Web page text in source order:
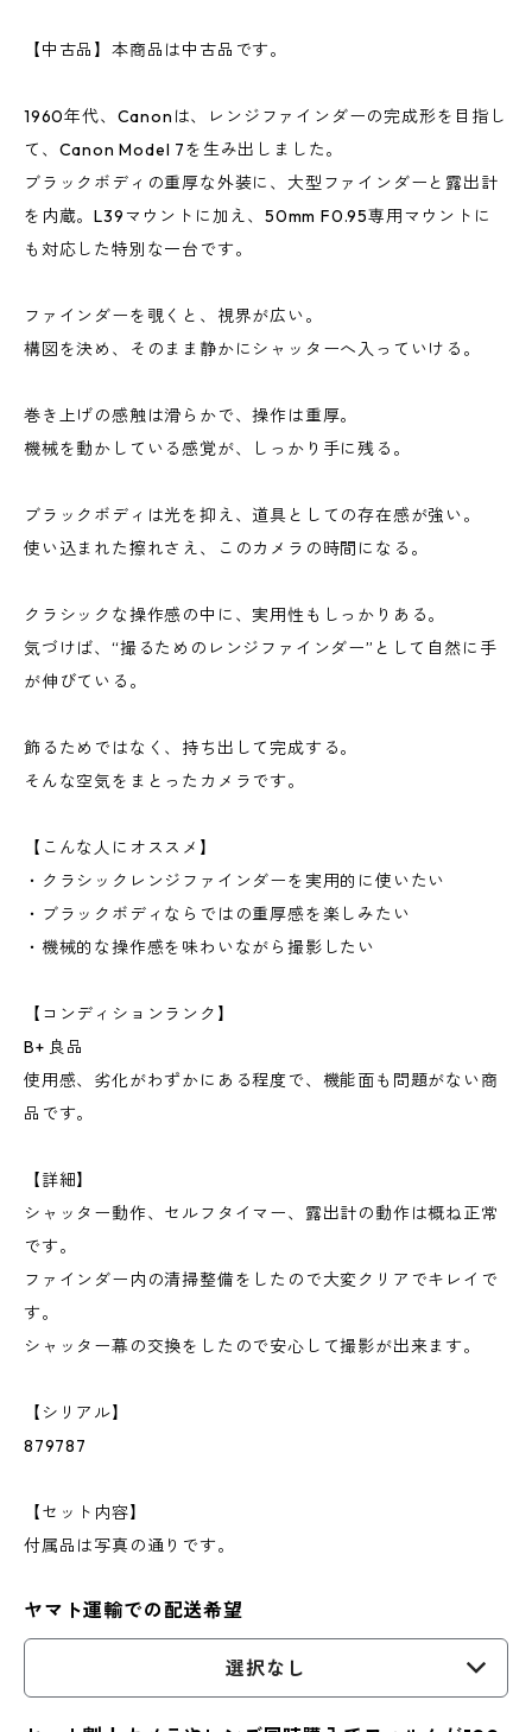
【中古品】本商品は中古品です。
1960年代、Canonは、レンジファインダーの完成形を目指し
て、Canon Model 7を生み出しました。
ブラックボディの重厚な外装に、大型ファインダーと露出計
を内蔵。L39マウントに加え、50mm F0.95専用マウントに
も対応した特別な一台です。
ファインダーを覗くと、視界が広い。
構図を決め、そのまま静かにシャッターへ入っていける。
巻き上げの感触は滑らかで、操作は重厚。
機械を動かしている感覚が、しっかり手に残る。
ブラックボディは光を抑え、道具としての存在感が強い。
使い込まれた擦れさえ、このカメラの時間になる。
クラシックな操作感の中に、実用性もしっかりある。
気づけば、“撮るためのレンジファインダー”として自然に手
が伸びている。
飾るためではなく、持ち出して完成する。
そんな空気をまとったカメラです。
【こんな人にオススメ】
・クラシックレンジファインダーを実用的に使いたい
・ブラックボディならではの重厚感を楽しみたい
・機械的な操作感を味わいながら撮影したい
【コンディションランク】
B+ 良品
使用感、劣化がわずかにある程度で、機能面も問題がない商
品です。
【詳細】
シャッター動作、セルフタイマー、露出計の動作は概ね正常
です。
ファインダー内の清掃整備をしたので大変クリアでキレイで
す。
シャッター幕の交換をしたので安心して撮影が出来ます。
【シリアル】
879787
【セット内容】
付属品は写真の通りです。
ヤマト運輸での配送希望
選択なし